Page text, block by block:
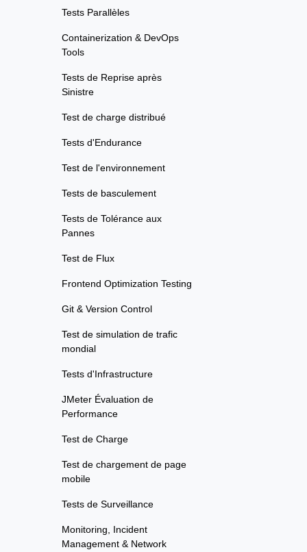
Tests Parallèles
Containerization & DevOps
Tools
Tests de Reprise après
Sinistre
Test de charge distribué
Tests d'Endurance
Test de l'environnement
Tests de basculement
Tests de Tolérance aux
Pannes
Test de Flux
Frontend Optimization Testing
Git & Version Control
Test de simulation de trafic
mondial
Tests d'Infrastructure
JMeter Évaluation de
Performance
Test de Charge
Test de chargement de page
mobile
Tests de Surveillance
Monitoring, Incident
Management & Network